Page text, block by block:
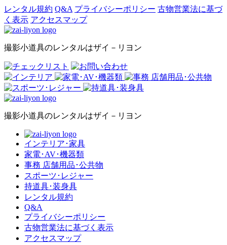
レンタル規約 Q&A プライバシーポリシー 古物営業法に基づ
く表示 アクセスマップ
撮影小道具のレンタルはザイ－リヨン
撮影小道具のレンタルはザイ－リヨン
インテリア･家具
家電･AV･機器類
事務 店舗用品･公共物
スポーツ･レジャー
持道具･装身具
レンタル規約
Q&A
プライバシーポリシー
古物営業法に基づく表示
アクセスマップ